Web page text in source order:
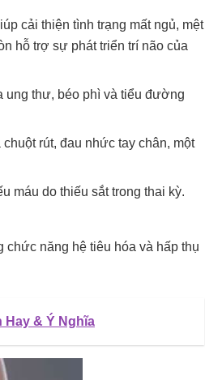
cải thiện tình trạng mất ngủ, mệt
hỗ trợ sự phát triển trí não của
ung thư, béo phì và tiểu đường
rút, đau nhức tay chân, một
máu do thiếu sắt trong thai kỳ.
năng hệ tiêu hóa và hấp thụ
Hay & Ý Nghĩa